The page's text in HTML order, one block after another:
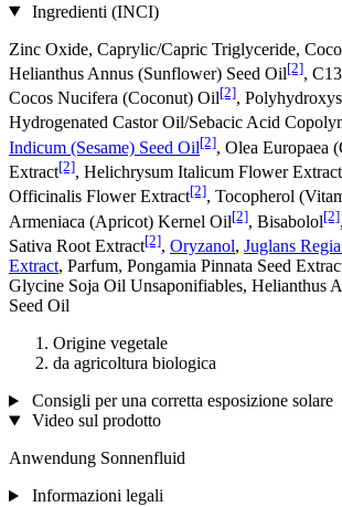
Ingredienti (INCI)
Zinc Oxide, Caprylic/Capric Triglyceride,
Helianthus Annus (Sunflower) Seed Oil[2],
Cocos Nucifera (Coconut) Oil[2],
Hydrogenated Castor Oil/Sebacic Acid
Indicum (Sesame) Seed Oil[2], Olea Europaea
Extract[2], Helichrysum Italicum Flower Extract
Officinalis Flower Extract[2], Tocopherol
Armeniaca (Apricot) Kernel Oil[2], Bisabolol[2]
Sativa Root Extract[2], Oryzanol, Juglans
Extract, Parfum, Pongamia Pinnata Seed
Glycine Soja Oil Unsaponifiables, Helianthus
Seed Oil
Origine vegetale
da agricoltura biologica
Consigli per una corretta esposizione solare
Video sul prodotto
Anwendung Sonnenfluid
Informazioni legali